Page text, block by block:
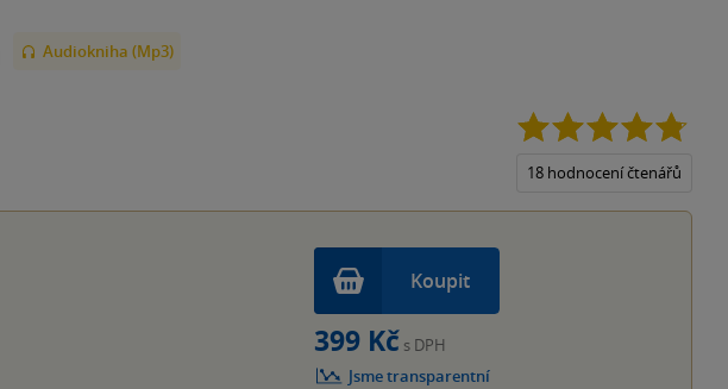
Audiokniha (Mp3)
18 hodnocení čtenářů
Koupit
399 Kč s DPH
Jsme transparentní